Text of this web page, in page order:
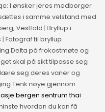
I ønsker jeres medborger
i samme velstand med
Vestfold | Bryllup i
Fotograf til bryllup
Delta på frokostmøte og
skal på sikt tilpasse seg
seg deres vaner og
Tenk nøye gjennom
bergen sentrum thai
hvordan du kan få